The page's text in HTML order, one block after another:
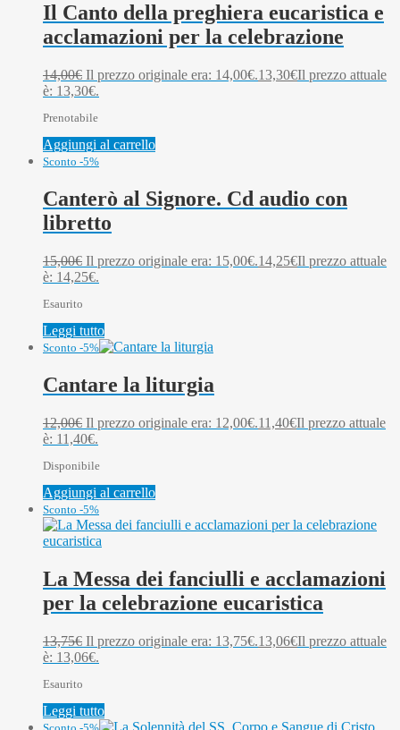
Il Canto della preghiera eucaristica e
acclamazioni per la celebrazione
14,00€ Il prezzo originale era: 14,00€.13,30€Il prezzo attuale
è: 13,30€.
Prenotabile
Aggiungi al carrello
Sconto -5%
Canterò al Signore. Cd audio con
libretto
15,00€ Il prezzo originale era: 15,00€.14,25€Il prezzo attuale
è: 14,25€.
Esaurito
Leggi tutto
Sconto -5%
Cantare la liturgia
12,00€ Il prezzo originale era: 12,00€.11,40€Il prezzo attuale
è: 11,40€.
Disponibile
Aggiungi al carrello
Sconto -5%
La Messa dei fanciulli e acclamazioni
per la celebrazione eucaristica
13,75€ Il prezzo originale era: 13,75€.13,06€Il prezzo attuale
è: 13,06€.
Esaurito
Leggi tutto